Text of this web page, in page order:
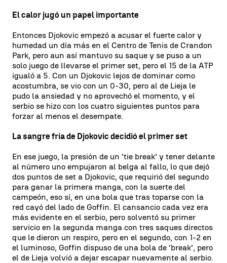
El calor jugó un papel importante
Entonces Djokovic empezó a acusar el fuerte calor y
humedad un día más en el Centro de Tenis de Crandon
Park, pero aun así mantuvo su saque y se puso a un
solo juego de llevarse el primer set, pero el 15 de la ATP
igualó a 5. Con un Djokovic lejos de dominar como
acostumbra, se vio con un 0-30, pero al de Lieja le
pudo la ansiedad y no aprovechó el momento, y el
serbio se hizo con los cuatro siguientes puntos para
forzar al menos el desempate.
La sangre fría de Djokovic decidió el primer set
En ese juego, la presión de un 'tie break' y tener delante
al número uno empujaron al belga al fallo, lo que dejó
dos puntos de set a Djokovic, que requirió del segundo
para ganar la primera manga, con la suerte del
campeón, eso sí, en una bola que tras toparse con la
red cayó del lado de Goffin. El cansancio cada vez era
más evidente en el serbio, pero solventó su primer
servicio en la segunda manga con tres saques directos
que le dieron un respiro, pero en el segundo, con 1-2 en
el luminoso, Goffin dispuso de una bola de 'break', pero
el de Lieja volvió a dejar escapar nuevamente al serbio.